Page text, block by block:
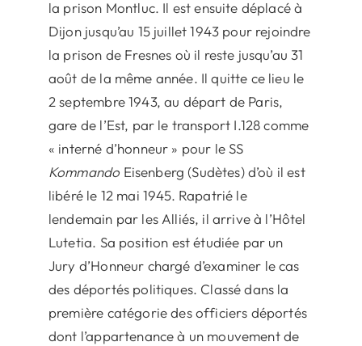
la prison Montluc. Il est ensuite déplacé à
Dijon jusqu’au 15 juillet 1943 pour rejoindre
la prison de Fresnes où il reste jusqu’au 31
août de la même année. Il quitte ce lieu le
2 septembre 1943, au départ de Paris,
gare de l’Est, par le transport I.128 comme
« interné d’honneur » pour le SS
Kommando Eisenberg (Sudètes) d’où il est
libéré le 12 mai 1945. Rapatrié le
lendemain par les Alliés, il arrive à l’Hôtel
Lutetia. Sa position est étudiée par un
Jury d’Honneur chargé d’examiner le cas
des déportés politiques. Classé dans la
première catégorie des officiers déportés
dont l’appartenance à un mouvement de